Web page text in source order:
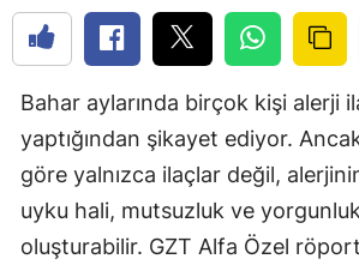
Bahar aylarında birçok kişi alerji
yaptığından şikayet ediyor.
göre yalnızca ilaçlar değil,
uyku hali, mutsuzluk ve
oluşturabilir. GZT Alfa Özel